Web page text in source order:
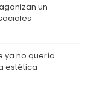
un
ya no quería
estética